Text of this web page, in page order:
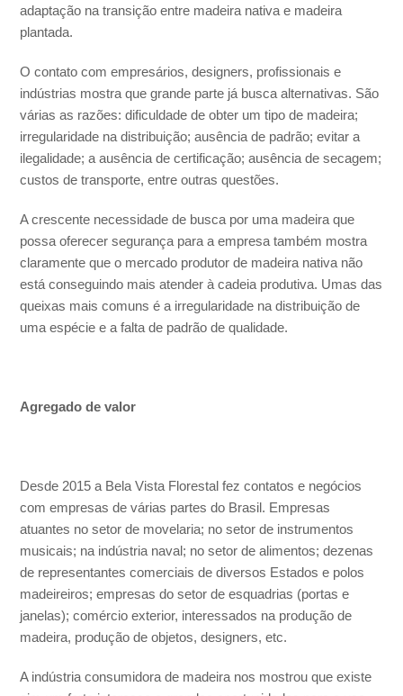
adaptação na transição entre madeira nativa e madeira
plantada.
O contato com empresários, designers, profissionais e
indústrias mostra que grande parte já busca alternativas. São
várias as razões: dificuldade de obter um tipo de madeira;
irregularidade na distribuição; ausência de padrão; evitar a
ilegalidade; a ausência de certificação; ausência de secagem;
custos de transporte, entre outras questões.
A crescente necessidade de busca por uma madeira que
possa oferecer segurança para a empresa também mostra
claramente que o mercado produtor de madeira nativa não
está conseguindo mais atender à cadeia produtiva. Umas das
queixas mais comuns é a irregularidade na distribuição de
uma espécie e a falta de padrão de qualidade.
Agregado de valor
Desde 2015 a Bela Vista Florestal fez contatos e negócios
com empresas de várias partes do Brasil. Empresas
atuantes no setor de movelaria; no setor de instrumentos
musicais; na indústria naval; no setor de alimentos; dezenas
de representantes comerciais de diversos Estados e polos
madeireiros; empresas do setor de esquadrias (portas e
janelas); comércio exterior, interessados na produção de
madeira, produção de objetos, designers, etc.
A indústria consumidora de madeira nos mostrou que existe